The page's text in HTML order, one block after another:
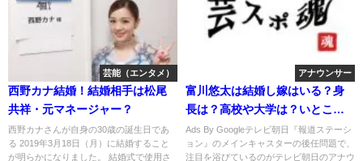
芸能（エンタメ）
西野カナ結婚！結婚相手は松尾
共祥・元マネージャー？
西野カナさんが自身の30歳の誕生日であ
る 2019年3月18日（月）に結婚すること
が明らかになりました。 結婚式で使用さ
アナウンサー
富川悠太は結婚し嫁はいる？身
長は？高校や大学は？いとこが
ALS？
Ads By Googleテレビ朝日『報道ステーシ
ョン』のメインキャスターの後任問題で、
注目を浴びているのがテレビ朝日のアナウ